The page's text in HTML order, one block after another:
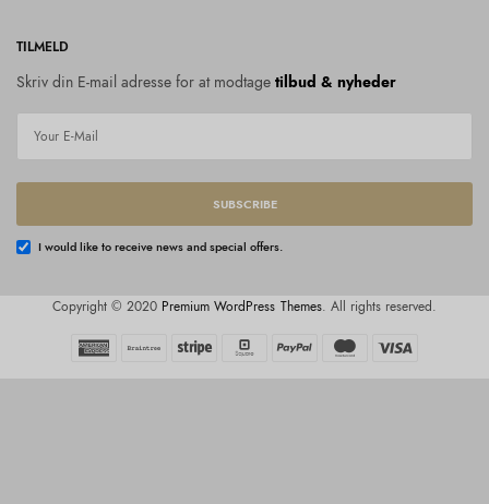
TILMELD
Skriv din E-mail adresse for at modtagetilbud & nyheder
SUBSCRIBE
I would like to receive news and special offers.
Copyright © 2020 Premium WordPress Themes. All rights reserved.